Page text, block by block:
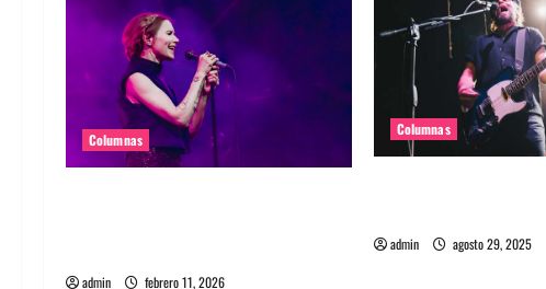
n
d
e
Columnas
admin febrero 11, 2026
Columnas
admin agosto 29, 2025